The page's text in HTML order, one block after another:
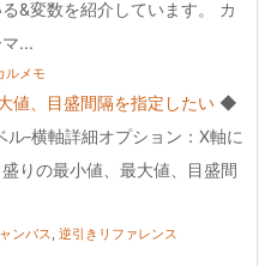
&変数を紹介しています。 カ
...
ルメモ
値、目盛間隔を指定したい ◆
ル‐横軸詳細オプション：X軸に
りの最小値、最大値、目盛間
ンバス, 逆引きリファレンス